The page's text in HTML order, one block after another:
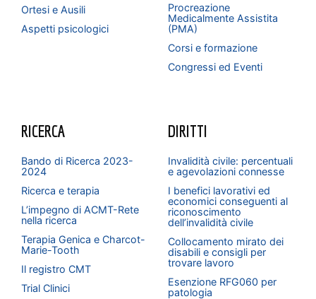
Ortesi e Ausili
Aspetti psicologici
Procreazione
Medicalmente Assistita
(PMA)
Corsi e formazione
Congressi ed Eventi
RICERCA
Bando di Ricerca 2023-
2024
Ricerca e terapia
L’impegno di ACMT-Rete
nella ricerca
Terapia Genica e Charcot-
Marie-Tooth
Il registro CMT
Trial Clinici
DIRITTI
Invalidità civile: percentuali
e agevolazioni connesse
I benefici lavorativi ed
economici conseguenti al
riconoscimento
dell’invalidità civile
Collocamento mirato dei
disabili e consigli per
trovare lavoro
Esenzione RFG060 per
patologia